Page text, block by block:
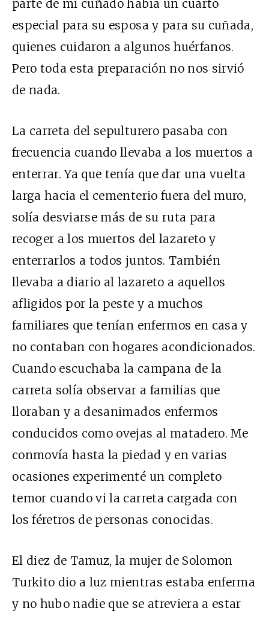
parte de mi cuñado había un cuarto
especial para su esposa y para su cuñada,
quienes cuidaron a algunos huérfanos.
Pero toda esta preparación no nos sirvió
de nada.
La carreta del sepulturero pasaba con
frecuencia cuando llevaba a los muertos a
enterrar. Ya que tenía que dar una vuelta
larga hacia el cementerio fuera del muro,
solía desviarse más de su ruta para
recoger a los muertos del lazareto y
enterrarlos a todos juntos. También
llevaba a diario al lazareto a aquellos
afligidos por la peste y a muchos
familiares que tenían enfermos en casa y
no contaban con hogares acondicionados.
Cuando escuchaba la campana de la
carreta solía observar a familias que
lloraban y a desanimados enfermos
conducidos como ovejas al matadero. Me
conmovía hasta la piedad y en varias
ocasiones experimenté un completo
temor cuando vi la carreta cargada con
los féretros de personas conocidas.
El diez de Tamuz, la mujer de Solomon
Turkito dio a luz mientras estaba enferma
y no hubo nadie que se atreviera a estar